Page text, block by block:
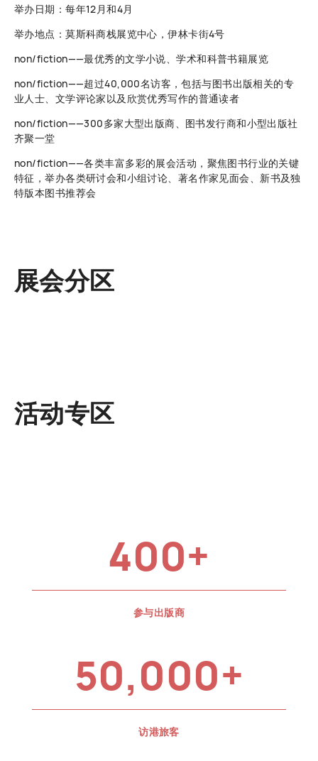
举办日期：每年12月和4月
举办地点：莫斯科商栈展览中心，伊林卡街4号
non/fiction——最优秀的文学小说、学术和科普书籍展览
non/fiction——超过40,000名访客，包括与图书出版相关的专
业人士、文学评论家以及欣赏优秀写作的普通读者
non/fiction——300多家大型出版商、图书发行商和小型出版社
齐聚一堂
non/fiction——各类丰富多彩的展会活动，聚焦图书行业的关键
特征，举办各类研讨会和小组讨论、著名作家见面会、新书及独
特版本图书推荐会
展会分区
活动专区
400+
参与出版商
50,000+
访港旅客